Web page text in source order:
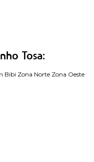
Tosa:
Bibi Zona Norte Zona Oeste